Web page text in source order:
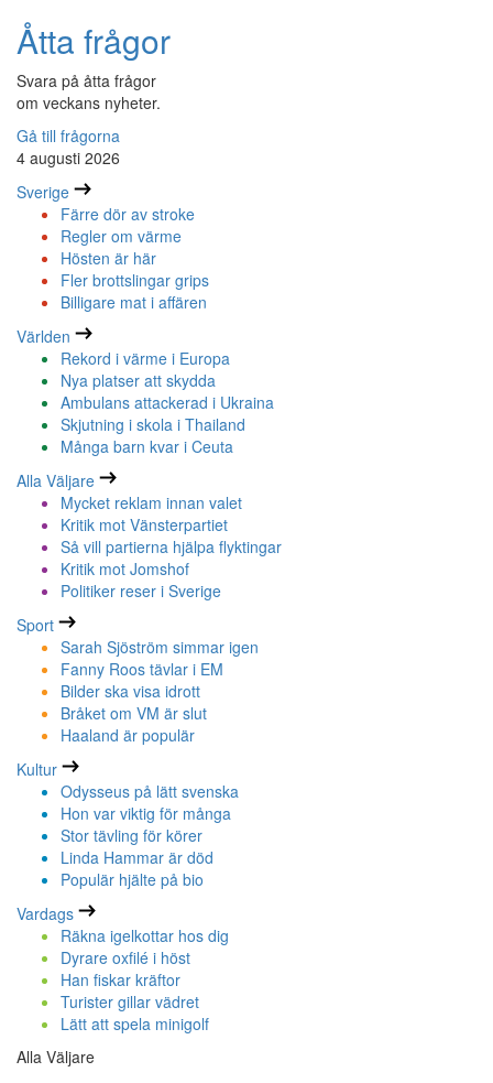
Åtta frågor
Svara på åtta frågor
om veckans nyheter.
Gå till frågorna
4 augusti 2026
Sverige
Färre dör av stroke
Regler om värme
Hösten är här
Fler brottslingar grips
Billigare mat i affären
Världen
Rekord i värme i Europa
Nya platser att skydda
Ambulans attackerad i Ukraina
Skjutning i skola i Thailand
Många barn kvar i Ceuta
Alla Väljare
Mycket reklam innan valet
Kritik mot Vänsterpartiet
Så vill partierna hjälpa flyktingar
Kritik mot Jomshof
Politiker reser i Sverige
Sport
Sarah Sjöström simmar igen
Fanny Roos tävlar i EM
Bilder ska visa idrott
Bråket om VM är slut
Haaland är populär
Kultur
Odysseus på lätt svenska
Hon var viktig för många
Stor tävling för körer
Linda Hammar är död
Populär hjälte på bio
Vardags
Räkna igelkottar hos dig
Dyrare oxfilé i höst
Han fiskar kräftor
Turister gillar vädret
Lätt att spela minigolf
Alla Väljare